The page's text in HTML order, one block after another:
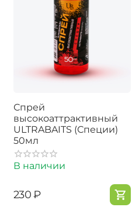
Спрей
высокоаттрактивный
ULTRABAITS (Специи)
50мл
В наличии
‍230‍ ₽